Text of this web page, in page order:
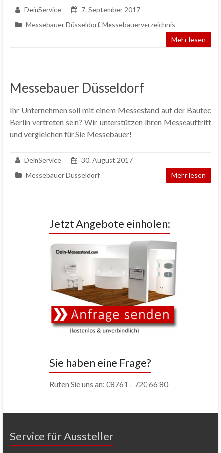
DeinService
7. September 2017
Messebauer Düsseldorf, Messebauerverzeichnis
Mehr lesen
Messebauer Düsseldorf
Ihr Unternehmen soll mit einem Messestand auf der Bautec
Berlin vertreten sein? Wir unterstützen Ihren Messeauftritt
und vergleichen für Sie Messebauer!
DeinService
30. August 2017
Messebauer Düsseldorf
Mehr lesen
Jetzt Angebote einholen:
Sie haben eine Frage?
Rufen Sie uns an: 08761 - 720 66 80
Service für Aussteller